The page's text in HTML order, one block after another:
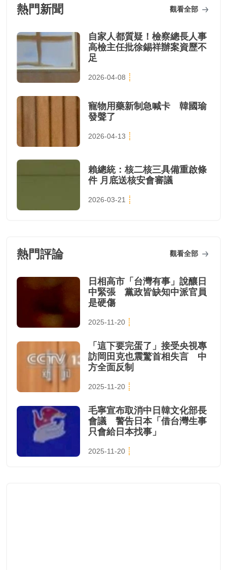
熱門新聞 觀看全部
自家人都質疑！檢察總長人事
高檢主任批徐錫祥辦案資歷不
足
2026-04-08
寵物用藥新制急喊卡 韓國瑜
發聲了
2026-04-13
賴總統：核二核三具備重啟條
件 月底送核安會審議
2026-03-21
熱門評論 觀看全部
日相高市「台灣有事」說釀日
中緊張 黨政皆缺知中派官員
是硬傷
2025-11-20
「這下要完蛋了」接受央視專
訪岡田克也震驚首相失言 中
方全面反制
2025-11-20
毛寧宣布取消中日韓文化部長
會議 警告日本「借台灣生事
只會給日本找事」
2025-11-20